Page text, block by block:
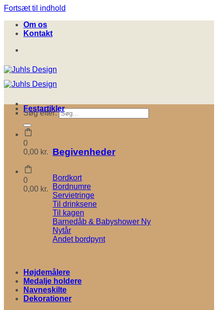
Fortsæt til indhold
Om os
Kontakt
Søg efter:
0
0,00 kr.
0
0,00 kr.
Festartikler
Begivenheder
Bordkort
Bordnumre
Servietringe
Til drinksene
Til kagen
Barnedåb & Babyshower
Nytår
Andet bordpynt
Højdemålere
Medalje holdere
Navneskilte
Dekorationer